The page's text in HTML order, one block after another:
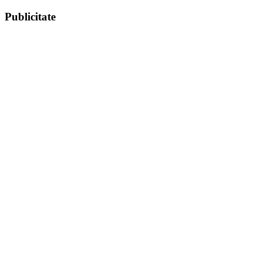
Publicitate